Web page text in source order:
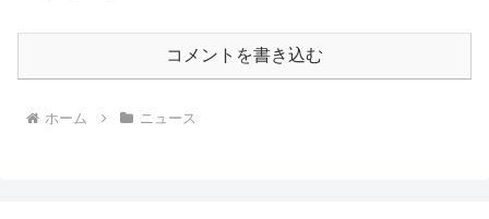
コメントを書き込む
ホーム ニュース